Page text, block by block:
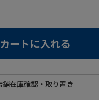
カートに入れる